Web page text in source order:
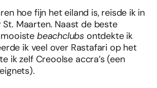
hoe fijn het eiland is, reisde ik in
Maarten. Naast de beste
beachclubs ontdekte ik
ik veel over Rastafari op het
ik zelf Creoolse accra’s (een